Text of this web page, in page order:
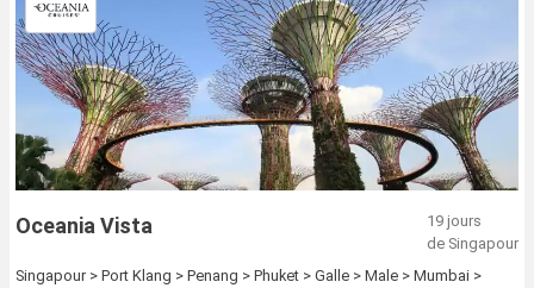
Oceania Vista
19 jours
de Singapour
Singapour > Port Klang > Penang > Phuket > Galle > Male > Mumbai >